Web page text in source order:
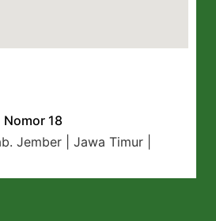
Nomor 18
Jember | Jawa Timur |